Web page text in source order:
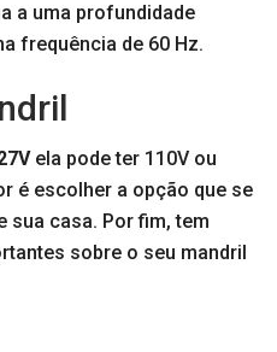
a uma profundidade
frequência de 60 Hz.
ela pode ter 110V ou
é escolher a opção que se
sua casa. Por fim, tem
sobre o seu mandril